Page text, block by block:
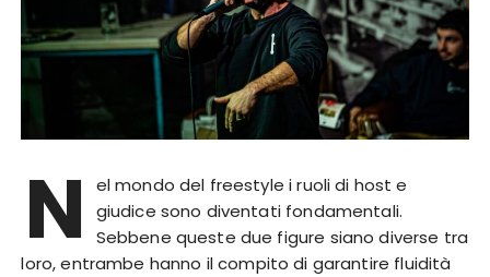
N
el mondo del freestyle i ruoli di host e
giudice sono diventati fondamentali.
Sebbene queste due figure siano diverse tra
loro, entrambe hanno il compito di garantire fluidità